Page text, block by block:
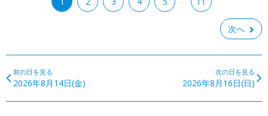
次へ
前の日を見る
2026年8月14日(金)
次の日を見る
2026年8月16日(日)